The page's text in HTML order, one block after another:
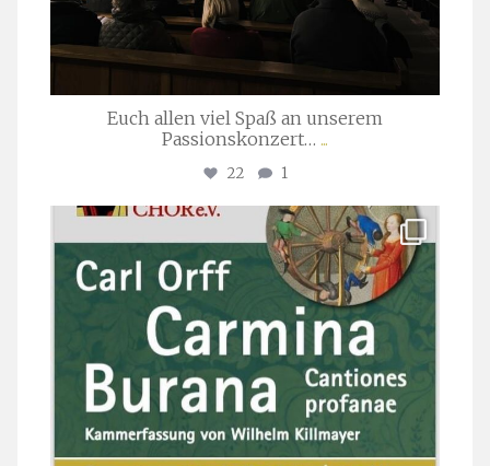
Euch allen viel Spaß an unserem
Passionskonzert… ...
22 1
stuttgarter_oratorienchor
Juli 22